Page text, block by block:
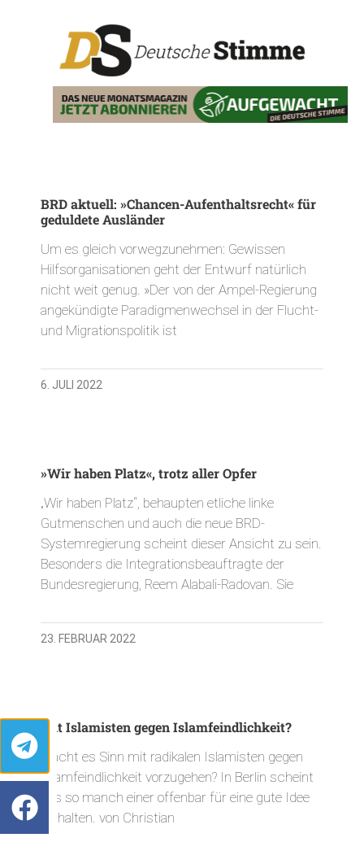
BRD aktuell: »Chancen-Aufenthaltsrecht« für
geduldete Ausländer
Um es gleich vorwegzunehmen: Gewissen
Hilfsorganisationen geht der Entwurf natürlich
nicht weit genug. »Der von der Ampel-Regierung
angekündigte Paradigmenwechsel in der Flucht-
und Migrationspolitik ist
6. JULI 2022
»Wir haben Platz«, trotz aller Opfer
„Wir haben Platz“, behaupten etliche linke
Gutmenschen und auch die neue BRD-
Systemregierung scheint dieser Ansicht zu sein.
Besonders die Integrationsbeauftragte der
Bundesregierung, Reem Alabali-Radovan. Sie
23. FEBRUAR 2022
Mit Islamisten gegen Islamfeindlichkeit?
Macht es Sinn mit radikalen Islamisten gegen
Islamfeindlichkeit vorzugehen? In Berlin scheint
das so manch einer offenbar für eine gute Idee
zu halten. von Christian